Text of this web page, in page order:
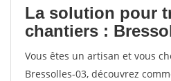
La solution pour
chantiers :
Vous êtes un artisan et vous
Bressolles-03, découvrez